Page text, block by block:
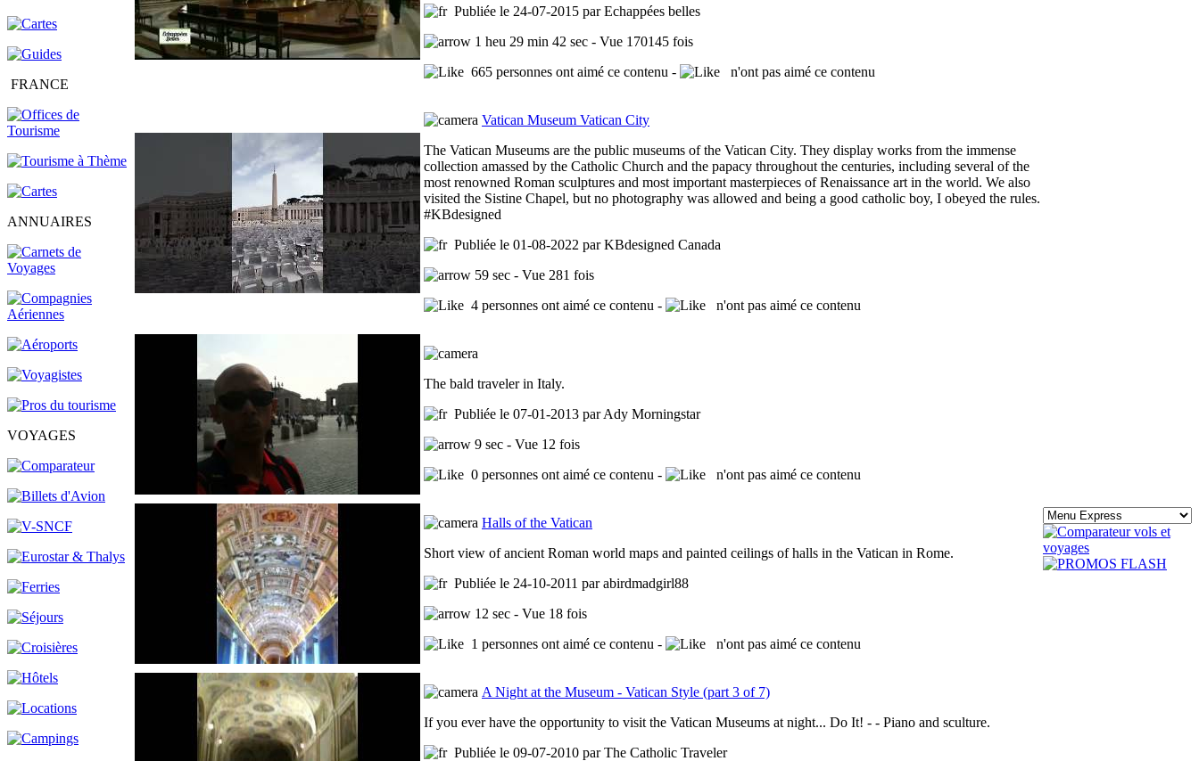
FRANCE
ANNUAIRES
VOYAGES
Publiée le 24-07-2015 par Echappées belles
1 heu 29 min 42 sec - Vue 170145 fois
665 personnes ont aimé ce contenu -
n'ont pas aimé ce contenu
Vatican Museum Vatican City
The Vatican Museums are the public museums of the Vatican City. They display works from the immense
collection amassed by the Catholic Church and the papacy throughout the centuries, including several of the
most renowned Roman sculptures and most important masterpieces of Renaissance art in the world. We also
visited the Sistine Chapel, but no photography was allowed and being a good catholic boy, I obeyed the rules.
#KBdesigned
Publiée le 01-08-2022 par KBdesigned Canada
59 sec - Vue 281 fois
4 personnes ont aimé ce contenu -
n'ont pas aimé ce contenu
The bald traveler in Italy.
Publiée le 07-01-2013 par Ady Morningstar
9 sec - Vue 12 fois
0 personnes ont aimé ce contenu -
n'ont pas aimé ce contenu
Halls of the Vatican
Short view of ancient Roman world maps and painted ceilings of halls in the Vatican in Rome.
Publiée le 24-10-2011 par abirdmadgirl88
12 sec - Vue 18 fois
1 personnes ont aimé ce contenu -
n'ont pas aimé ce contenu
A Night at the Museum - Vatican Style (part 3 of 7)
If you ever have the opportunity to visit the Vatican Museums at night... Do It! - - Piano and sculture.
Publiée le 09-07-2010 par The Catholic Traveler